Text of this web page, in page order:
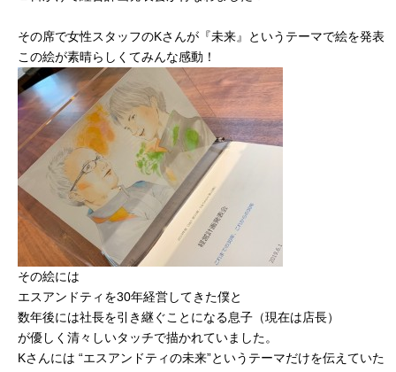
その席で女性スタッフのKさんが『未来』というテーマで絵を発表
この絵が素晴らしくてみんな感動！
その絵には
エスアンドティを30年経営してきた僕と
数年後には社長を引き継ぐことになる息子（現在は店長）
が優しく清々しいタッチで描かれていました。
Kさんには “エスアンドティの未来”というテーマだけを伝えていた